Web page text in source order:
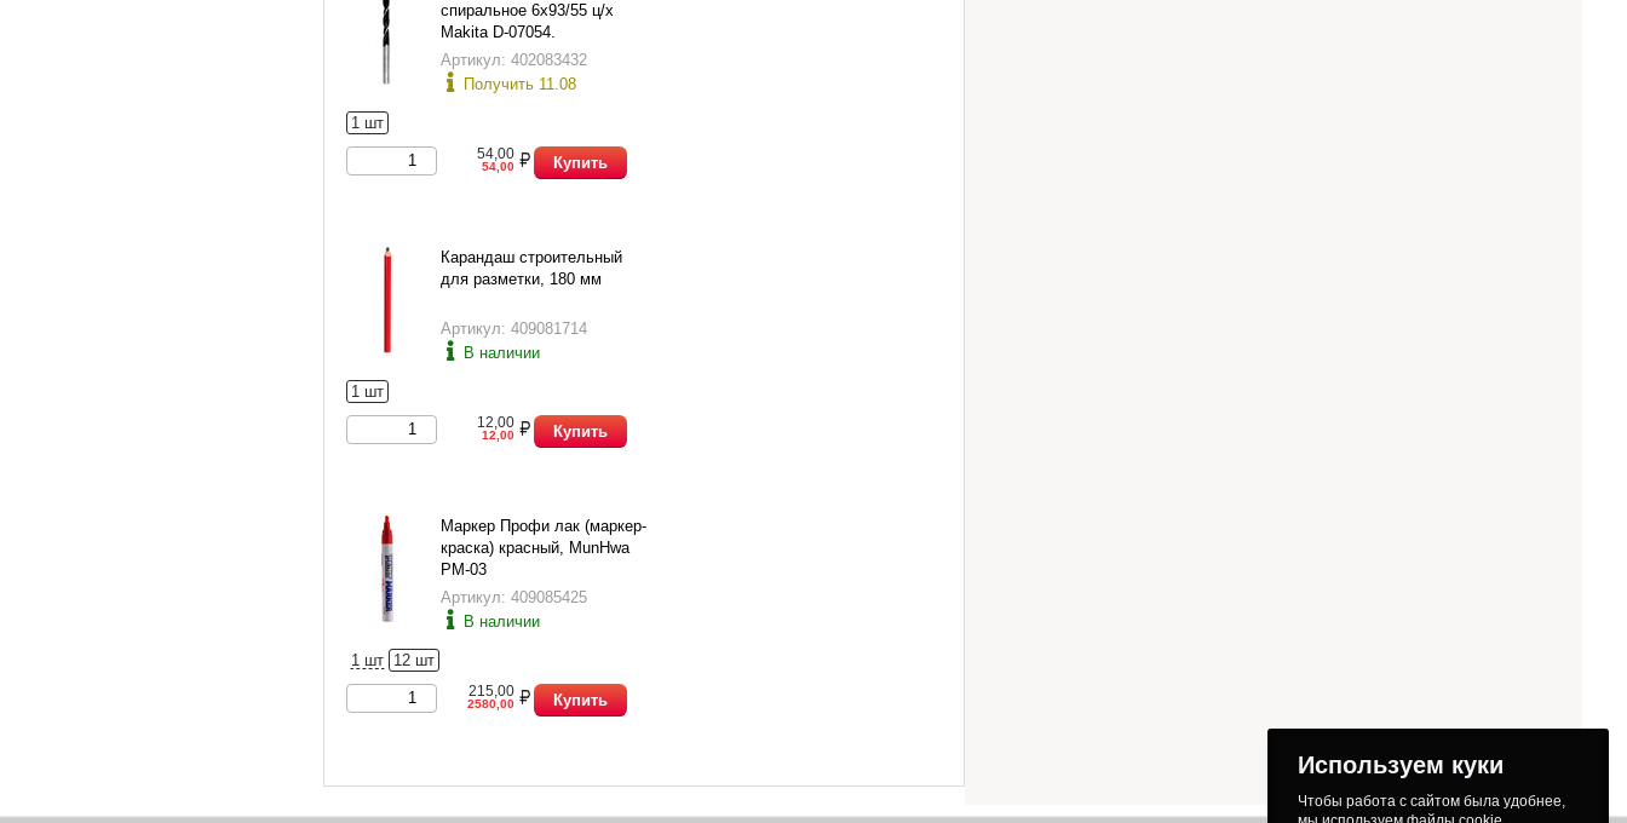
спиральное 6х93/55 ц/х
Makita D-07054.
Артикул: 402083432
Получить 11.08
1 шт
54,00
54,00 Купить
Карандаш строительный
для разметки, 180 мм
Артикул: 409081714
В наличии
1 шт
12,00
12,00 Купить
Маркер Профи лак (маркер-
краска) красный, MunHwa
PM-03
Артикул: 409085425
В наличии
1 шт 12 шт
215,00
2580,00 Купить
Используем куки
Чтобы работа с сайтом была удобнее,